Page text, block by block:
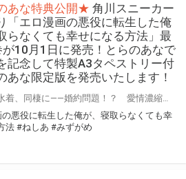
あな特典公開★ 角川スニーカー
「エロ漫画の悪役に転生した俺
らなくても幸せになる方法」最
が10月1日に発売！とらのあなで
記念して特製A3タペストリー付
あな限定版を発売いたします！
悪役に転生した俺が、寝取らなくても幸
法 #ねしあ #みずがめ